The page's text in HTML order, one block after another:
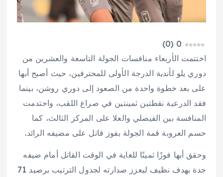
0
(
0
)
اختتمت الأربعاء منافسات الجولة التاسعة والعشرين من
دوري يلو لأندية الدرجة الأولى للمحترفين، حيث أصبح أبها
على بعد خطوة واحدة من الصعود إلى دوري روشن، بينما
فقد الدرعية نقطتين ثمينتين في صراع اللقب، واحتدمت
المنافسة بين الفيصلي والعلا على المركز الثالث، كما
حسم العروبة قمة الجولة بفوز قاتل على مضيفه الرائد.
وحقق أبها فوزًا ثمينًا للغاية في الوقت القاتل أمام ضيفه
جدة بهدف نظيف ليعزز صدارته لجدول الترتيب برصيد 71